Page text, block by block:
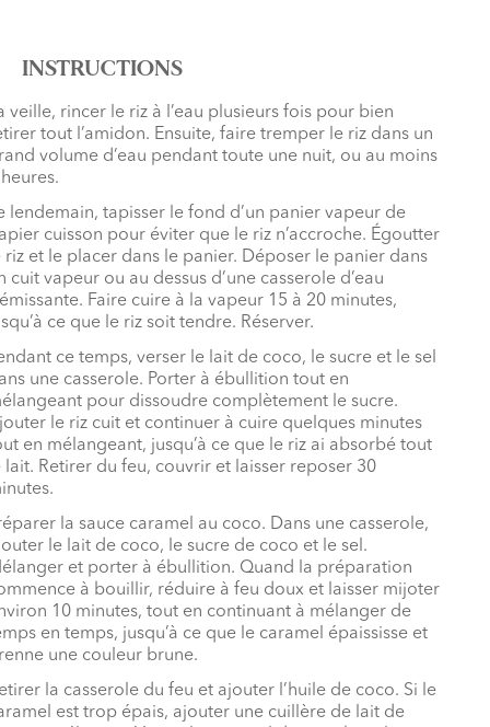
INSTRUCTIONS
veille, rincer le riz à l’eau plusieurs fois pour bien
tout l’amidon. Ensuite, faire tremper le riz dans un
volume d’eau pendant toute une nuit, ou au moins
lendemain, tapisser le fond d’un panier vapeur de
cuisson pour éviter que le riz n’accroche. Égoutter
riz et le placer dans le panier. Déposer le panier dans
cuit vapeur ou au dessus d’une casserole d’eau
Faire cuire à la vapeur 15 à 20 minutes,
ce que le riz soit tendre. Réserver.
ce temps, verser le lait de coco, le sucre et le sel
une casserole. Porter à ébullition tout en
pour dissoudre complètement le sucre.
le riz cuit et continuer à cuire quelques minutes
en mélangeant, jusqu’à ce que le riz ai absorbé tout
lait. Retirer du feu, couvrir et laisser reposer 30
la sauce caramel au coco. Dans une casserole,
le lait de coco, le sucre de coco et le sel.
et porter à ébullition. Quand la préparation
à bouillir, réduire à feu doux et laisser mijoter
10 minutes, tout en continuant à mélanger de
en temps, jusqu’à ce que le caramel épaississe et
une couleur brune.
la casserole du feu et ajouter l’huile de coco. Si le
est trop épais, ajouter une cuillère de lait de